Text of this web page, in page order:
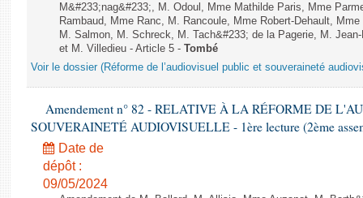
M&#233;nag&#233;, M. Odoul, Mme Mathilde Paris, Mme
Rambaud, Mme Ranc, M. Rancoule, Mme Robert-Dehault,
M. Salmon, M. Schreck, M. Tach&#233; de la Pagerie, M.
et M. Villedieu - Article 5 - Tombé
Voir le dossier (Réforme de l’audiovisuel public et souveraineté
Amendement n° 82 - RELATIVE À LA RÉFORME DE
SOUVERAINETÉ AUDIOVISUELLE - 1ère lecture (2ème
Date de
dépôt :
09/05/2024